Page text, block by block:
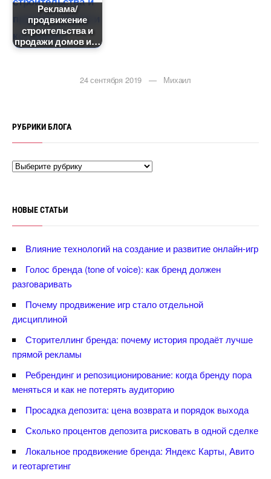
Реклама/
продвижение
строительства и
продажи домов и
24 сентября 2019 — Михаил
РУБРИКИ БЛОГА
НОВЫЕ СТАТЬИ
лияние технологий на создание и развитие онлайн-игр
Голос бренда (tone of voice): как бренд должен
разговаривать
Почему продвижение игр стало отдельной
дисциплиной
Сторителлинг бренда: почему история продаёт лучше
прямой рекламы
Ребрендинг и репозиционирование: когда бренду пора
меняться и как не потерять аудиторию
Просадка депозита: цена возврата и порядок выхода
Сколько процентов депозита рисковать в одной сделке
Локальное продвижение бренда: Яндекс Карты, Авито
и геотаргетин